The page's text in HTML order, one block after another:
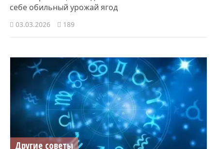
себе обильный урожай ягод
03.03.2026 189
Другие советы